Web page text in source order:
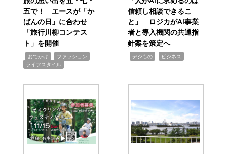
五で！ エースが「か
ばんの日」に合わせ
「旅行川柳コンテス
ト」を開催
おでかけ ファッション
ライフスタイル
信頼し相談できるこ
と」 ロジカがAI事業
者と導入機関の共通指
針案を策定へ
デジもの ビジネス